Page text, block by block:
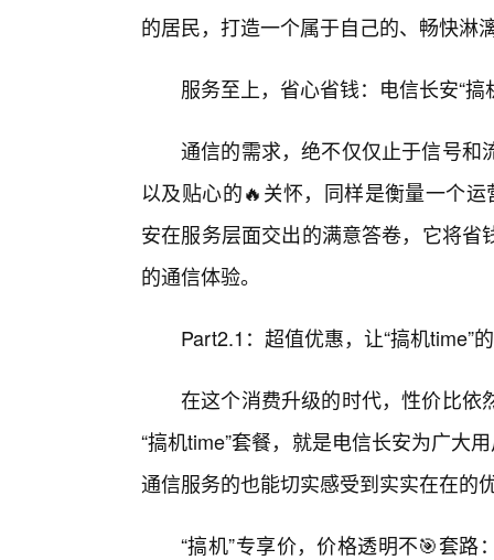
的居民，打造一个属于自己的、畅快淋
服务至上，省心省钱：电信长安“
通信的需求，绝不仅仅止于信号和
以及贴心的🔥关怀，同样是衡量一个
安在服务层面交出的满意答卷，它将
的通信体验。
Part2.1：超值优惠，让“搞机time”
在这个消费升级的时代，性价比依
“搞机time”套餐，就是电信长安为广大
通信服务的也能切实感受到实实在在的
“搞机”专享价，价格透明不🎯套路